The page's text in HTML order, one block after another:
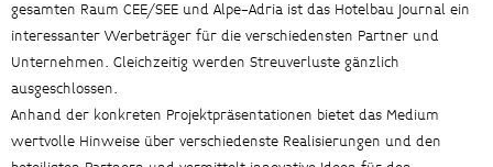
gesamten Raum CEE/SEE und Alpe-Adria ist das Hotelbau Journal ein
interessanter Werbeträger für die verschiedensten Partner und
Unternehmen. Gleichzeitig werden Streuverluste gänzlich
ausgeschlossen.
Anhand der konkreten Projektpräsentationen bietet das Medium
wertvolle Hinweise über verschiedenste Realisierungen und den